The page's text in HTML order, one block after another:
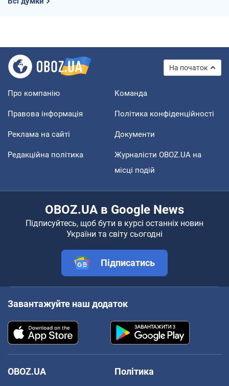
На початок
Про компанію Команда
Правова інформація Політика конфіденційності
Реклама на сайті Документи
Редакційна політика
Журналісти OBOZ.UA на
місці подій
OBOZ.UA в Google News
Підписуйтесь, щоб бути в курсі останніх новин
України та світу сьогодні
Підписатись
Завантажуйте наш додаток
OBOZ.UA
Політика